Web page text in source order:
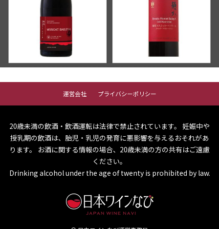
運営会社 プライバシーポリシー
20歳未満の飲酒・飲酒運転は法律で禁止されています。 妊娠中や
授乳期の飲酒は、胎児・乳児の発育に悪影響を与えるおそれがあ
ります。
お酒に関する情報の場合、20歳未満の方の共有はご遠慮
ください。
Drinking alcohol under the age of twenty is prohibited by law.